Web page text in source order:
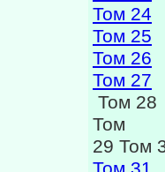
Том 24
Том 25
Том 26
Том 27
Том 28
Том
29 Том